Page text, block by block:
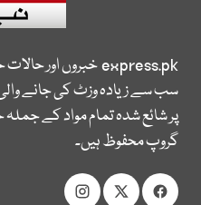
express.pkخبروں اور
سب سے زیادہ وزٹ کی جانے
پر شائع شدہ تمام مواد کے
گروپ محفوظ ہیں۔